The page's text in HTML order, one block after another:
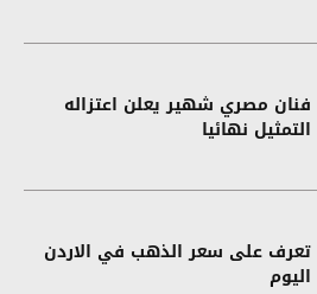
فنان مصري شهير يعلن اعتزاله
التمثيل نهائيا
تعرف على سعر الذهب في الاردن
اليوم